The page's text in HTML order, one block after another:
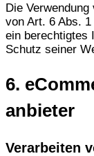
Die
von Art. 6 Abs.
ein berechtigtes
Schutz seiner
6.
anbieter
Verarbeiten